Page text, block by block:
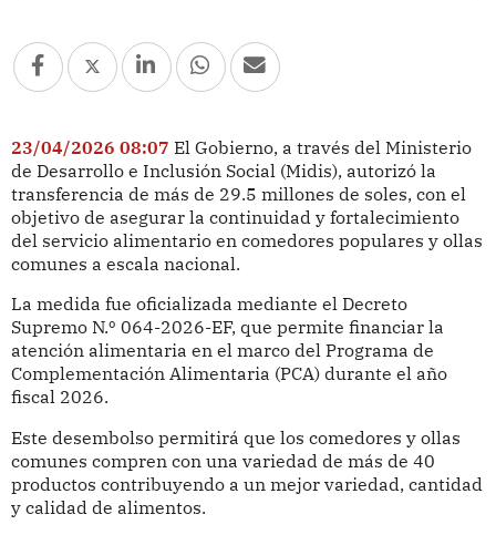
23/04/2026 08:07 El Gobierno, a través del Ministerio
de Desarrollo e Inclusión Social (Midis), autorizó la
transferencia de más de 29.5 millones de soles, con el
objetivo de asegurar la continuidad y fortalecimiento
del servicio alimentario en comedores populares y ollas
comunes a escala nacional.
La medida fue oficializada mediante el Decreto
Supremo N.º 064-2026-EF, que permite financiar la
atención alimentaria en el marco del Programa de
Complementación Alimentaria (PCA) durante el año
fiscal 2026.
Este desembolso permitirá que los comedores y ollas
comunes compren con una variedad de más de 40
productos contribuyendo a un mejor variedad, cantidad
y calidad de alimentos.